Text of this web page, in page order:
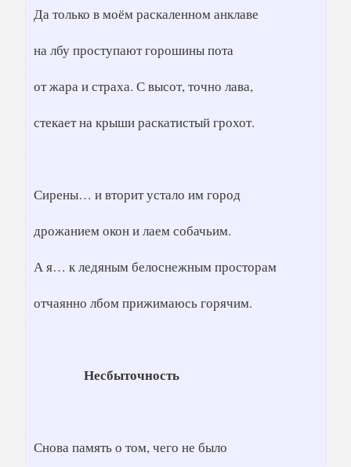
Да только в моём раскаленном анклаве
на лбу проступают горошины пота
от жара и страха. С высот, точно лава,
стекает на крыши раскатистый грохот.
Сирены… и вторит устало им город
дрожанием окон и лаем собачьим.
А я… к ледяным белоснежным просторам
отчаянно лбом прижимаюсь горячим.
Несбыточность
Снова память о том, чего не было